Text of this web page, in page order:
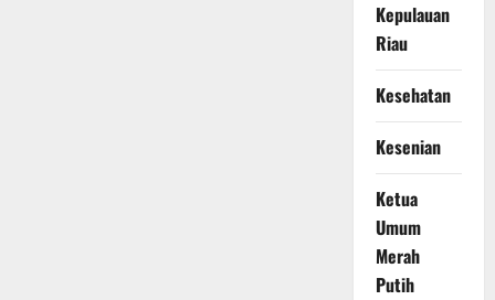
Kepulauan
Riau
Kesehatan
Kesenian
Ketua
Umum
Merah
Putih